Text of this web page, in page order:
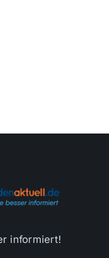
informiert!